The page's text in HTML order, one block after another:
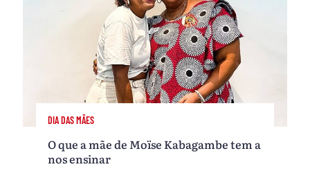
DIA DAS MÃES
O que a mãe de Moïse Kabagambe tem a
nos ensinar